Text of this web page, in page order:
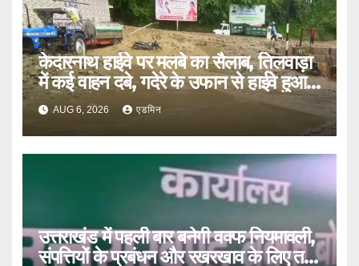
केदारनाथ हाईवे पर मलबे का सैलाब, तिलवाड़ा
में कई वाहन दबे, गदेरे के उफान से हाईवे हुआ
बंदAUG 6, 2026 एडमिन
उत्तराखंड में पहली बार बनेगी वक्फ नियमावली,
संपत्तियों के प्रबंधन और रखरखाव के लिए तय